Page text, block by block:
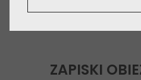
ZAPISKI